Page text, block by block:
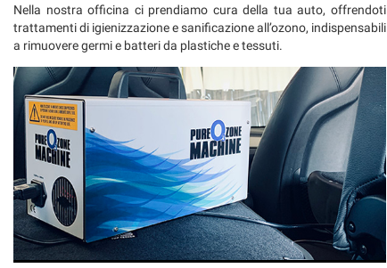
Nella nostra officina ci prendiamo cura della tua auto, offrendoti
trattamenti di igienizzazione e sanificazione all’ozono, indispensabili
a rimuovere germi e batteri da plastiche e tessuti.